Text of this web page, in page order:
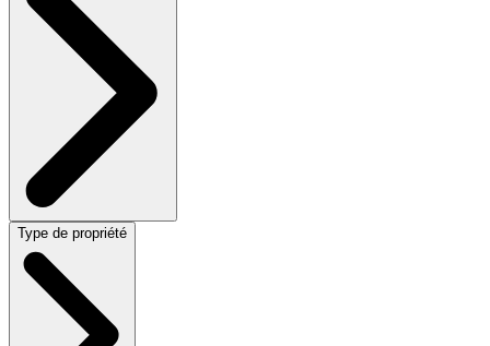
Type de propriété